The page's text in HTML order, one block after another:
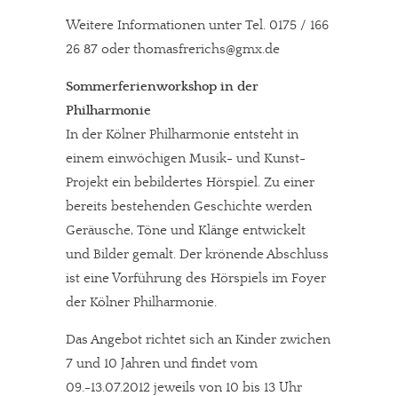
Weitere Informationen unter Tel. 0175 / 166
26 87 oder thomasfrerichs@gmx.de
Sommerferienworkshop in der
Philharmonie
In der Kölner Philharmonie entsteht in
einem einwöchigen Musik- und Kunst-
Projekt ein bebildertes Hörspiel. Zu einer
bereits bestehenden Geschichte werden
Geräusche, Töne und Klänge entwickelt
und Bilder gemalt. Der krönende Abschluss
ist eine Vorführung des Hörspiels im Foyer
der Kölner Philharmonie.
Das Angebot richtet sich an Kinder zwichen
7 und 10 Jahren und findet vom
09.-13.07.2012 jeweils von 10 bis 13 Uhr